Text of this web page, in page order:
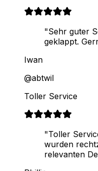
"Sehr guter
geklappt.
Iwan
@abtwil
Toller Service
"Toller
wurden
relevanten